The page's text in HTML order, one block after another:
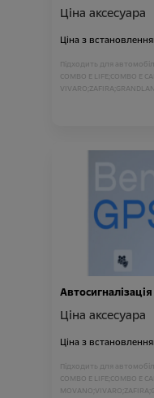
Ціна аксесуара
Ціна з
Підходить для
COMBO E LIFE; COMBO E
VIVARO; ZAFIRA;
Ціна аксесуара
Ціна з
Підходить для
COMBO E LIFE; COMBO E
MOVANO; VIVARO; ZAFIRA;